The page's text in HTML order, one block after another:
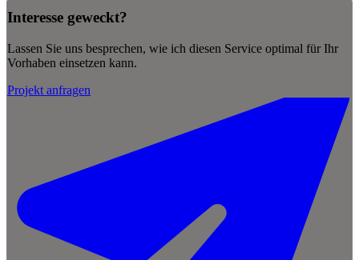
Interesse geweckt?
Lassen Sie uns besprechen, wie ich diesen Service optimal für Ihr
Vorhaben einsetzen kann.
Projekt anfragen